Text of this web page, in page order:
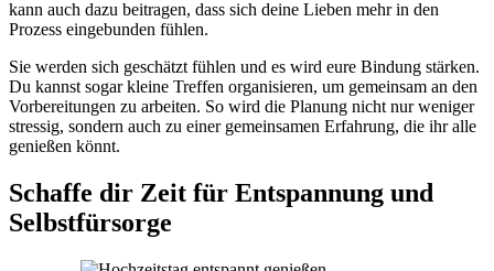
kann auch dazu beitragen, dass sich deine Lieben mehr in den
Prozess eingebunden fühlen.
Sie werden sich geschätzt fühlen und es wird eure Bindung stärken.
Du kannst sogar kleine Treffen organisieren, um gemeinsam an den
Vorbereitungen zu arbeiten. So wird die Planung nicht nur weniger
stressig, sondern auch zu einer gemeinsamen Erfahrung, die ihr alle
genießen könnt.
Schaffe dir Zeit für Entspannung und
Selbstfürsorge